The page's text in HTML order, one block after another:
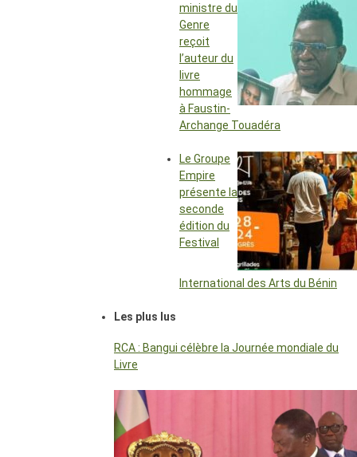
ministre du
Genre
reçoit
l’auteur du
livre
hommage
à Faustin-
Archange Touadéra
Le Groupe
Empire
présente la
seconde
édition du
Festival
International des Arts du Bénin
Les plus lus
RCA : Bangui célèbre la Journée mondiale du
Livre